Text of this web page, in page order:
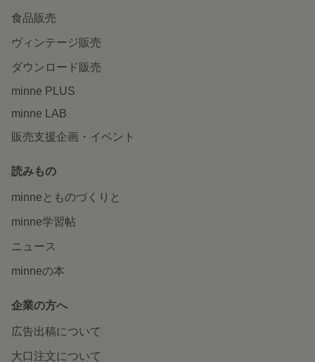
食品販売
ヴィンテージ販売
ダウンロード販売
minne PLUS
minne LAB
販売支援企画・イベント
読みもの
minneとものづくりと
minne学習帖
ニュース
minneの本
企業の方へ
広告出稿について
大口注文について